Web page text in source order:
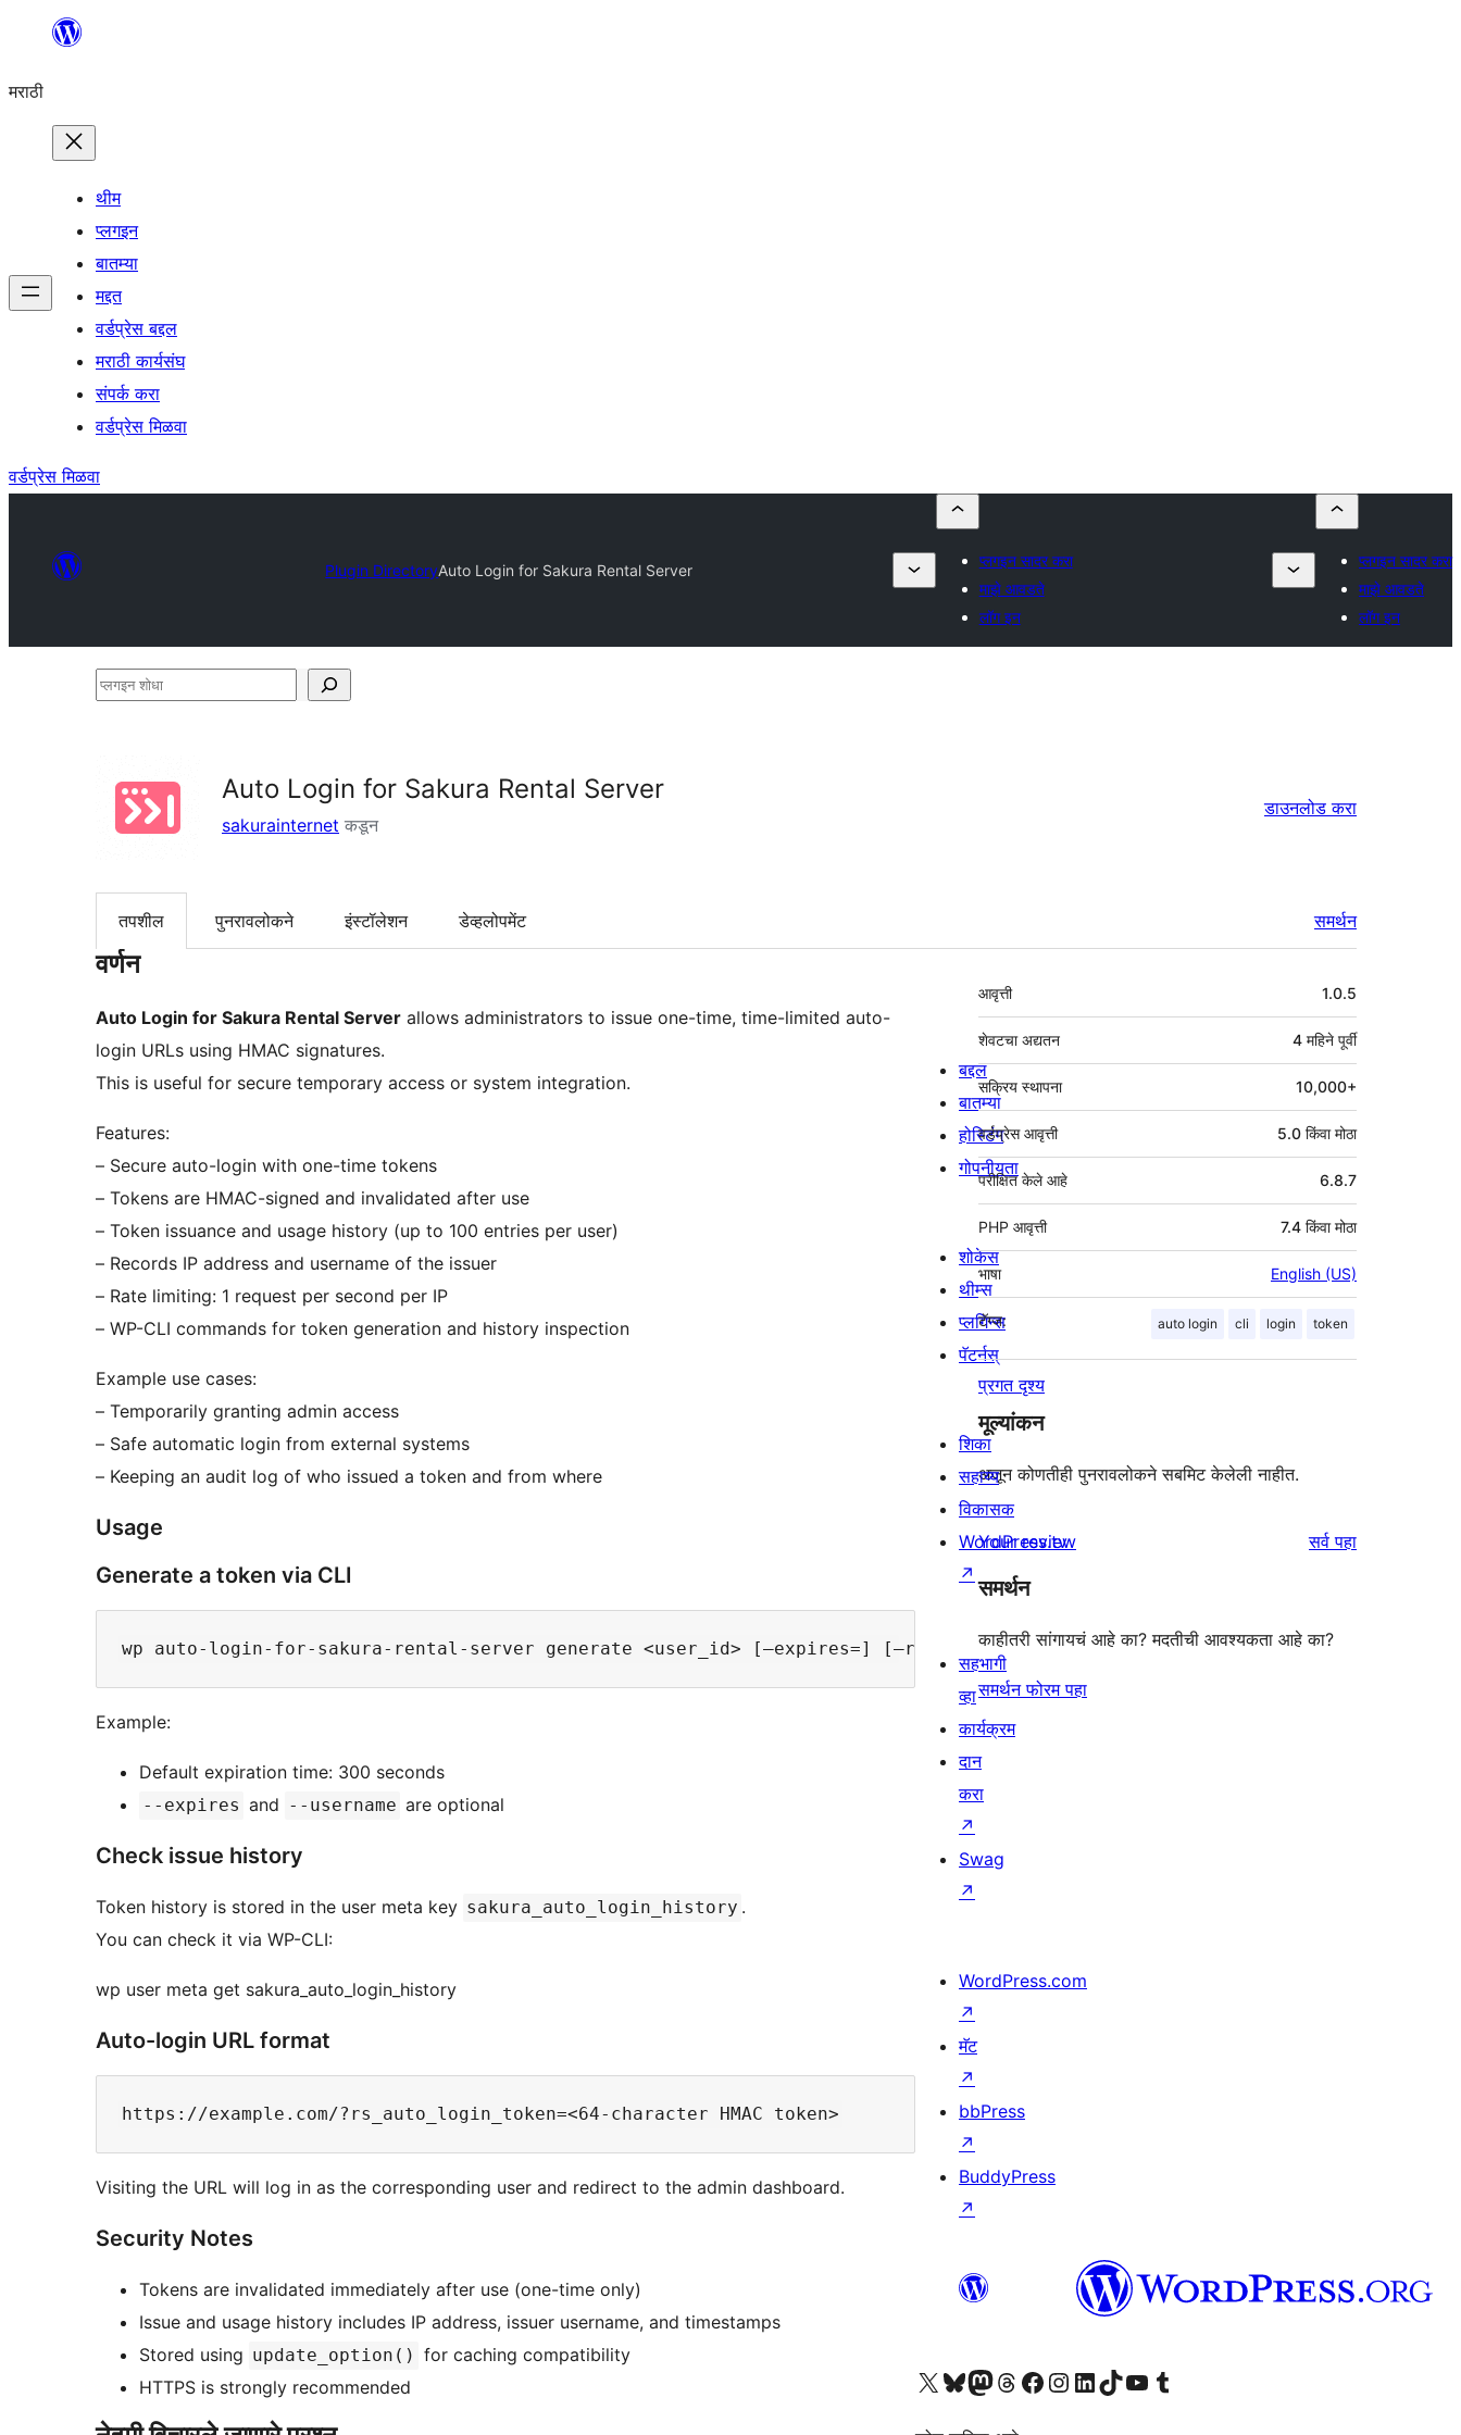
सामुग्रीवर
मराठी
थीम
प्लगइन
बातम्या
मद्दत
वर्डप्रेस बद्दल
मराठी कार्यसंघ
संपर्क करा
वर्डप्रेस मिळवा
वर्डप्रेस मिळवा
Plugin DirectoryAuto Login for Sakura Rental Server
प्लगइन सादर करा
माझे आवडते
लॉग इन
प्लगइन सादर करा
माझे आवडते
लॉग इन
प्लगइन
Auto Login for Sakura Rental Server
sakurainternet कडून
डाउनलोड करा
तपशील पुनरावलोकने इंस्टॉलेशन डेव्हलोपमेंट समर्थन
वर्णन
Auto Login for Sakura Rental Server allows administrators to issue one-time, time-limited auto-
login URLs using HMAC signatures.
This is useful for secure temporary access or system integration.
Features:
– Secure auto-login with one-time tokens
– Tokens are HMAC-signed and invalidated after use
– Token issuance and usage history (up to 100 entries per user)
– Records IP address and username of the issuer
– Rate limiting: 1 request per second per IP
– WP-CLI commands for token generation and history inspection
Example use cases:
– Temporarily granting admin access
– Safe automatic login from external systems
– Keeping an audit log of who issued a token and from where
Usage
Generate a token via CLI
Example:
Default expiration time: 300 seconds
--expires and --username are optional
Check issue history
Token history is stored in the user meta key sakura_auto_login_history .
You can check it via WP-CLI:
wp user meta get sakura_auto_login_history
Auto-login URL format
Visiting the URL will log in as the corresponding user and redirect to the admin dashboard.
Security Notes
Tokens are invalidated immediately after use (one-time only)
Issue and usage history includes IP address, issuer username, and timestamps
Stored using update_option() for caching compatibility
HTTPS is strongly recommended
मेटा
आवृत्ती 1.0.5
शेवटचा अद्यतन 4 महिने पूर्वी
सक्रिय स्थापना 10,000+
वर्डप्रेस आवृत्ती 5.0 किंवा मोठा
परीक्षित केले आहे 6.8.7
PHP आवृत्ती 7.4 किंवा मोठा
भाषा English (US)
टॅग्ज: auto login cli login token
प्रगत दृश्य
मूल्यांकन
अजून कोणतीही पुनरावलोकने सबमिट केलेली नाहीत.
Your review सर्वपुनरावलोकने
पहा
समर्थन
काहीतरी सांगायचं आहे का? मदतीची आवश्यकता आहे का?
समर्थन फोरम पहा
बद्दल
बातम्या
होस्टिंग
गोपनीयता
शोकेस
थीम्स
प्लगिन्स
पॅटर्नस्
शिका
सहाय्य
विकासक
WordPress.tv
↗
सहभागी
व्हा
कार्यक्रम
दान
करा
↗
Swag
↗
WordPress.com
↗
मॅट
↗
bbPress
↗
BuddyPress
↗
आमच्या X (एक्स) (पूर्वीचे ट्विटर) खात्याला भेट द्या आमच्या ब्लूस्की खात्याला भेट द्या.आमच्या Mastodon खात्याला भेट द्या.आमच्या थ्रेड्स खात्याला भेट द्या. आमच्या फेसबुक पेजला भेट द्या आमच्या इंस्टाग्राम खात्याला भेट द्या आमच्या लिंक्डइन खात्याला भेट द्या आमच्या टिकटॉक अकाउंटला भेट द्या.आमच्या यूट्यूब चॅनेलला भेट द्या आमच्या टंबलर खात्याला भेट द्या.